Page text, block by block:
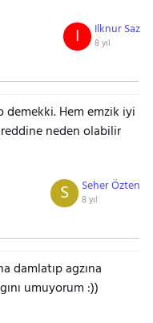
Ilknur Saz
8 yıl
I
Hem emzik iyi
neden olabilir
Seher Özten
8 yıl
S
damlatıp agzına
umuyorum :))